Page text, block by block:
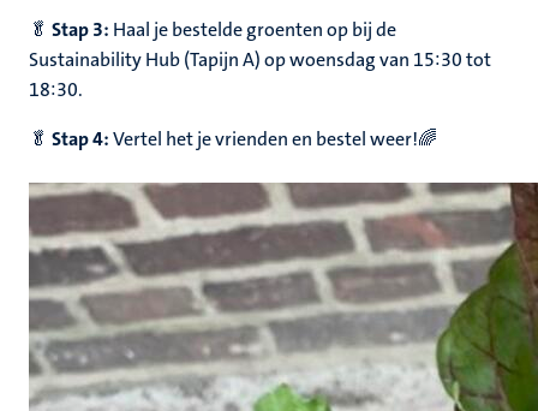
🥬 Stap 3: Haal je bestelde groenten op bij de
Sustainability Hub (Tapijn A) op woensdag van 15:30 tot
18:30.
🥬 Stap 4:Vertel het je vrienden en bestel weer!🌈